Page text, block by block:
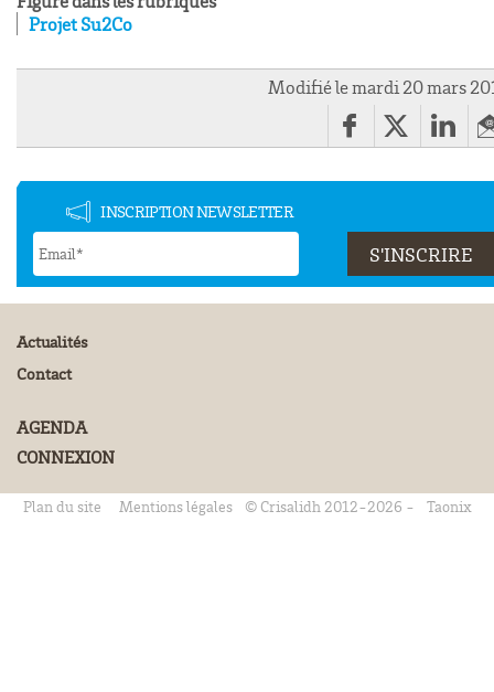
Projet Su2Co
Modifié le mardi 20 mars
INSCRIPTION NEWSLETTER
Actualités
Contact
AGENDA
CONNEXION
Plan du site Mentions légales © Crisalidh 2012-2026 - Taonix